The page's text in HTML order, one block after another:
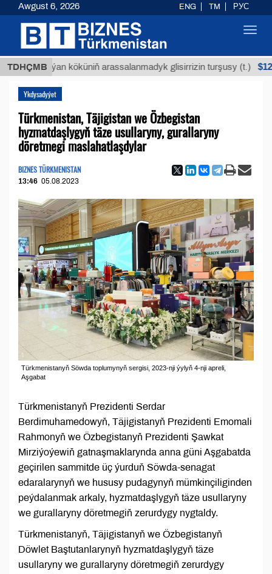
TDHÇMB
Buýan köküniň arassalanmadyk glisirrizin turşusy (t.) $12935,18
Ykdysadyýet
Türkmenistan, Täjigistan we Özbegistan
hyzmatdaşlygyň täze usullaryny, gurallaryny
döretmegi maslahatlaşdylar
BIZNES TÜRKMENISTAN
13:46 05.08.2023
Türkmenistanyň Söwda toplumynyň sergisi, 2023-nji ýylyň 4-nji apreli,
Aşgabat
Türkmenistanyň Prezidenti Serdar
Berdimuhamedowyň, Täjigistanyň Prezidenti Emomali
Rahmonyň we Özbegistanyň Prezidenti Şawkat
Mirziýoýewiň gatnaşmaklarynda anna güni Aşgabatda
geçirilen sammitde üç ýurduň Söwda-senagat
edaralarynyň we hususy pudagynyň mümkinçiliginden
peýdalanmak arkaly, hyzmatdaşlygyň täze usullaryny
we gurallaryny döretmegiň zerurdygy nygtaldy.
Türkmenistanyň, Täjigistanyň we Özbegistanyň
Döwlet Baştutanlarynyň hyzmatdaşlygyň täze
usullaryny we gurallaryny döretmegiň zerurdygy
Awgust 6, 2026 ENG TM РУС